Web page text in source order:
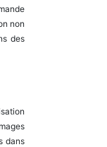
non
des
dans